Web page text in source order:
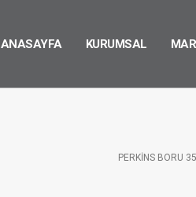
ANASAYFA KURUMSAL
PERKINS BORU